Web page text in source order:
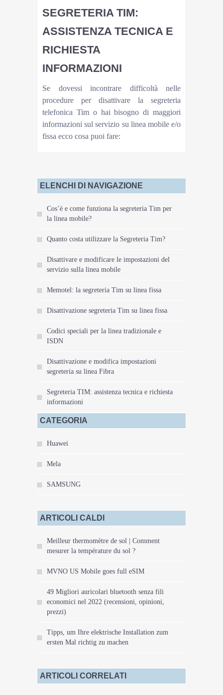
SEGRETERIA TIM:
ASSISTENZA TECNICA E
RICHIESTA
INFORMAZIONI
Se dovessi incontrare difficoltà nelle
procedure per disattivare la segreteria
telefonica Tim o hai bisogno di maggiori
informazioni sul servizio su linea mobile e/o
fissa ecco cosa puoi fare:
ELENCHI DI NAVIGAZIONE
Cos’è e come funziona la segreteria Tim per
la linea mobile?
Quanto costa utilizzare la Segreteria Tim?
Disattivare e modificare le impostazioni del
servizio sulla linea mobile
Memotel: la segreteria Tim su linea fissa
Disattivazione segreteria Tim su linea fissa
Codici speciali per la linea tradizionale e
ISDN
Disattivazione e modifica impostazioni
segreteria su linea Fibra
Segreteria TIM: assistenza tecnica e richiesta
informazioni
CATEGORIA
Huawei
Mela
SAMSUNG
ARTICOLI CALDI
Meilleur thermomètre de sol | Comment
mesurer la température du sol ?
MVNO US Mobile goes full eSIM
49 Migliori auricolari bluetooth senza fili
economici nel 2022 (recensioni, opinioni,
prezzi)
Tipps, um Ihre elektrische Installation zum
ersten Mal richtig zu machen
ARTICOLI CORRELATI